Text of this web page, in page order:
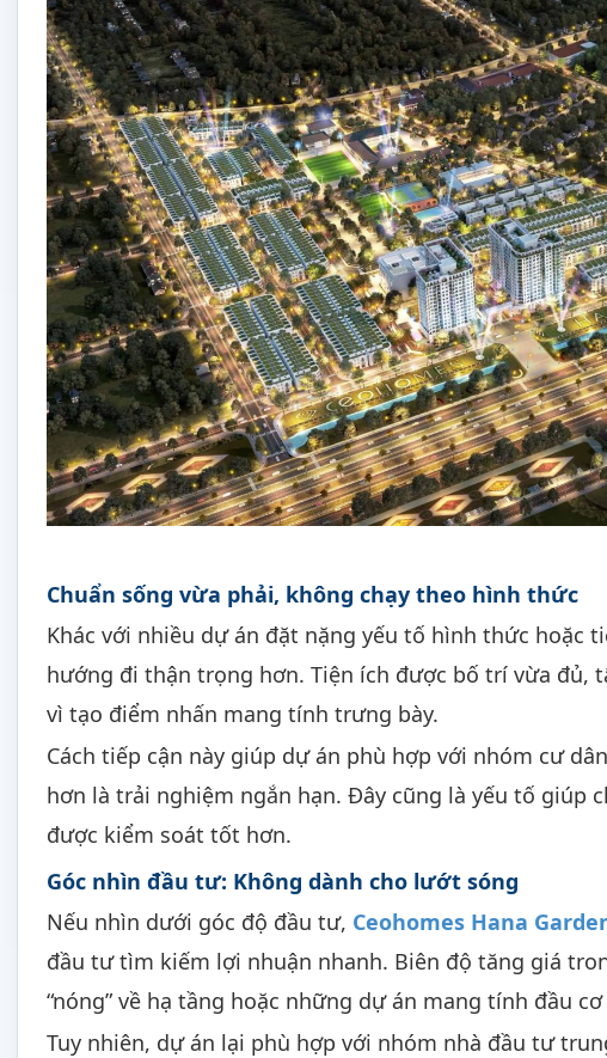
Chuẩn sống vừa phải, không chạy theo hình thức
Khác với nhiều dự án đặt nặng yếu tố hình thức hoặc
hướng đi thận trọng hơn. Tiện ích được bố trí vừa đủ,
vì tạo điểm nhấn mang tính trưng bày.
Cách tiếp cận này giúp dự án phù hợp với nhóm cư
hơn là trải nghiệm ngắn hạn. Đây cũng là yếu tố giúp
được kiểm soát tốt hơn.
Góc nhìn đầu tư: Không dành cho lướt sóng
Nếu nhìn dưới góc độ đầu tư, Ceohomes Hana
đầu tư tìm kiếm lợi nhuận nhanh. Biên độ tăng giá
“nóng” về hạ tầng hoặc những dự án mang tính đầu cơ
Tuy nhiên, dự án lại phù hợp với nhóm nhà đầu tư